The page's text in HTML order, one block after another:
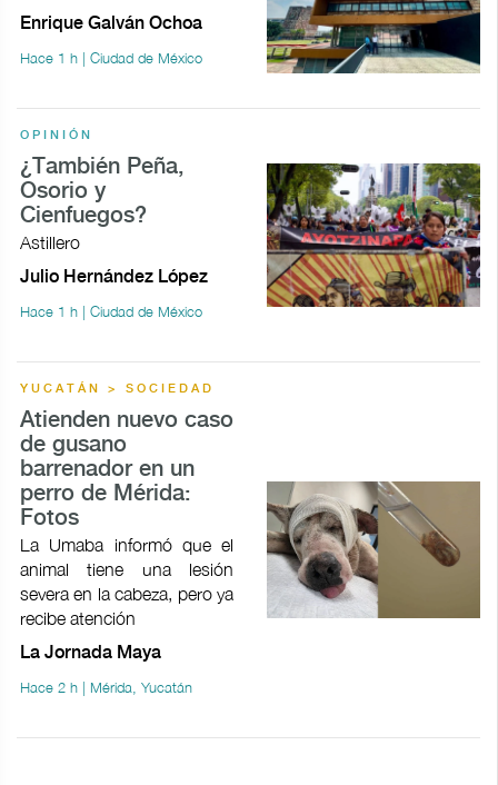
Enrique Galván Ochoa
Hace 1 h | Ciudad de México
OPINIÓN
¿También Peña,
Osorio y
Cienfuegos?
Astillero
Julio Hernández López
Hace 1 h | Ciudad de México
YUCATÁN > SOCIEDAD
Atienden nuevo caso
de gusano
barrenador en un
perro de Mérida:
Fotos
La Umaba informó que el
animal tiene una lesión
severa en la cabeza, pero ya
recibe atención
La Jornada Maya
Hace 2 h | Mérida, Yucatán